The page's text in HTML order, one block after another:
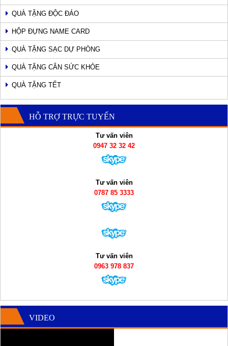
QUÀ TẶNG ĐỘC ĐÁO
HỘP ĐỰNG NAME CARD
QUÀ TẶNG SẠC DỰ PHÒNG
QUÀ TẶNG CÂN SỨC KHỎE
QUÀ TẶNG TẾT
HỖ TRỢ TRỰC TUYẾN
Tư vấn viên
0947 32 32 42
Tư vấn viên
0787 85 3333
Tư vấn viên
0963 978 837
VIDEO